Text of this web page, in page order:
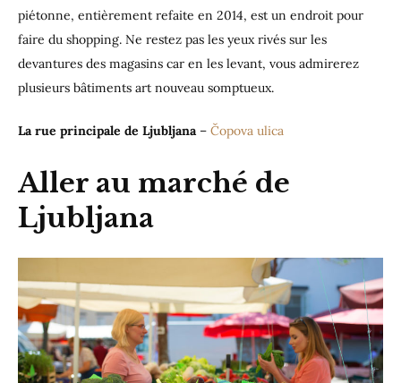
piétonne, entièrement refaite en 2014, est un endroit pour
faire du shopping. Ne restez pas les yeux rivés sur les
devantures des magasins car en les levant, vous admirerez
plusieurs bâtiments art nouveau somptueux.
La rue principale de Ljubljana– Čopova ulica
Aller au marché de
Ljubljana